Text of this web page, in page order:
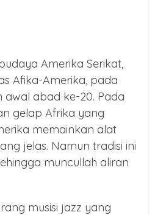
Amerika Serikat,
Afika-Amerika, pada
awal abad ke-20. Pada
gelap Afrika yang
memainkan alat
jelas. Namun tradisi ini
muncullah aliran
musisi jazz yang